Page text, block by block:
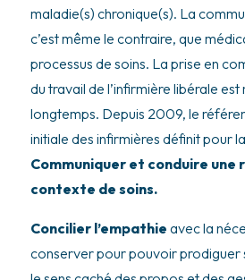
maladie(s) chronique(s). La
c’est même le contraire, que
processus de soins. La prise en
du travail de l’infirmière libérale
longtemps. Depuis 2009, le
initiale des infirmières définit pour la
Communiquer et conduire une
contexte de soins.
Concilier l’empathie avec la
conserver pour pouvoir prodiguer